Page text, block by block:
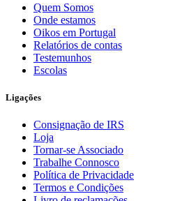
Quem Somos
Onde estamos
Oikos em Portugal
Relatórios de contas
Testemunhos
Escolas
Ligações
Consignação de IRS
Loja
Tornar-se Associado
Trabalhe Connosco
Política de Privacidade
Termos e Condições